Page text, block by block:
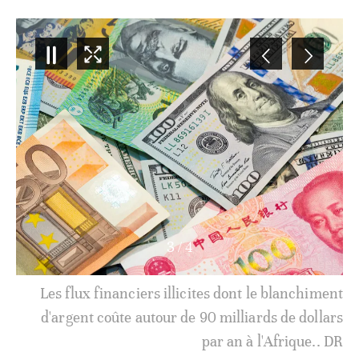
3/4
Les flux financiers illicites dont le blanchiment
d'argent coûte autour de 90 milliards de dollars
par an à l'Afrique.. DR